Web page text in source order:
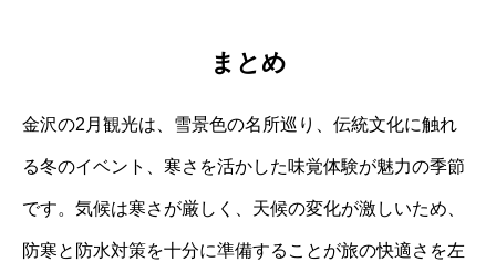
まとめ
金沢の2月観光は、雪景色の名所巡り、伝統文化に触れ
る冬のイベント、寒さを活かした味覚体験が魅力の季節
です。気候は寒さが厳しく、天候の変化が激しいため、
防寒と防水対策を十分に準備することが旅の快適さを左